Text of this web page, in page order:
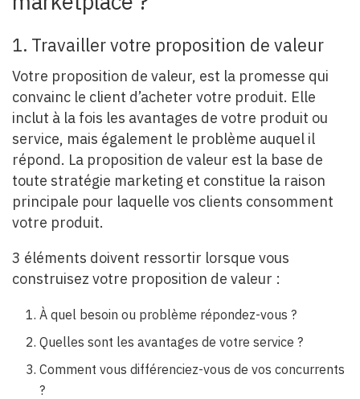
1. Travailler votre proposition de valeur
Votre proposition de valeur, est la promesse qui
convainc le client d’acheter votre produit. Elle
inclut à la fois les avantages de votre produit ou
service, mais également le problème auquel il
répond. La proposition de valeur est la base de
toute stratégie marketing et constitue la raison
principale pour laquelle vos clients consomment
votre produit.
3 éléments doivent ressortir lorsque vous
construisez votre proposition de valeur :
À quel besoin ou problème répondez-vous ?
Quelles sont les avantages de votre service ?
Comment vous différenciez-vous de vos concurrents
?